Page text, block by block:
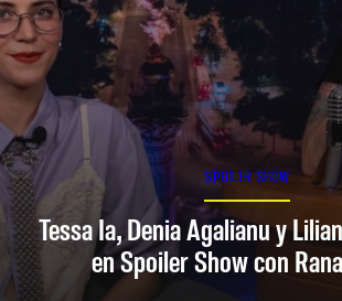
SPOILER SHOW
Tessa Ia, Denia Agalianu y
en Spoiler Show con